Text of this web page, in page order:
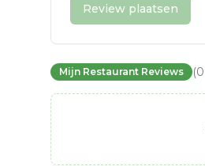
Review plaatsen
Mijn Restaurant Reviews (0